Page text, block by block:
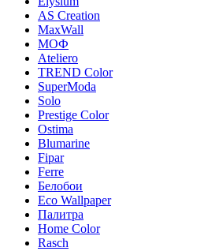
AS Creation
MaxWall
МОФ
Ateliero
TREND Color
SuperModa
Solo
Prestige Color
Ostima
Blumarine
Fipar
Ferre
Белобои
Eco Wallpaper
Палитра
Home Color
Rasch